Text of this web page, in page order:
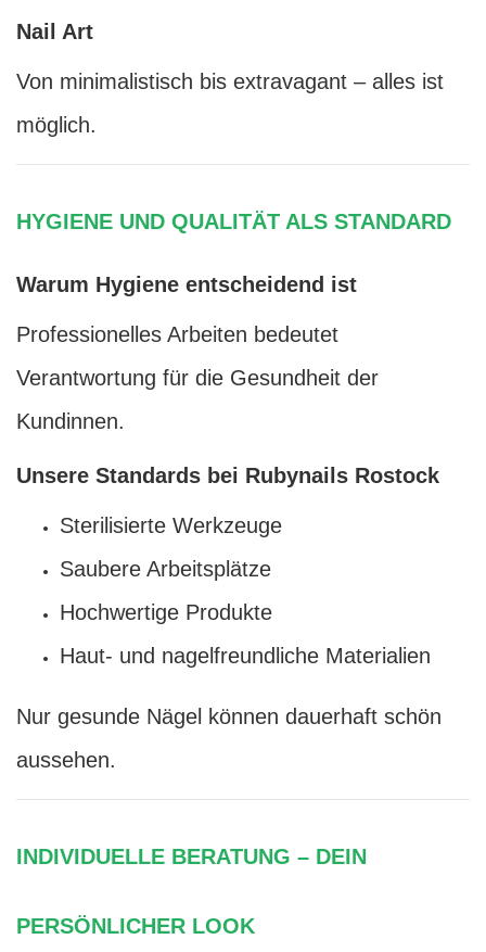
Nail Art
Von minimalistisch bis extravagant – alles ist
möglich.
HYGIENE UND QUALITÄT ALS STANDARD
Warum Hygiene entscheidend ist
Professionelles Arbeiten bedeutet
Verantwortung für die Gesundheit der
Kundinnen.
Unsere Standards bei Rubynails Rostock
Sterilisierte Werkzeuge
Saubere Arbeitsplätze
Hochwertige Produkte
Haut- und nagelfreundliche Materialien
Nur gesunde Nägel können dauerhaft schön
aussehen.
INDIVIDUELLE BERATUNG – DEIN
PERSÖNLICHER LOOK